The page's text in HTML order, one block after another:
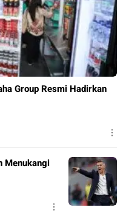
Group Resmi Hadirkan
Menukangi